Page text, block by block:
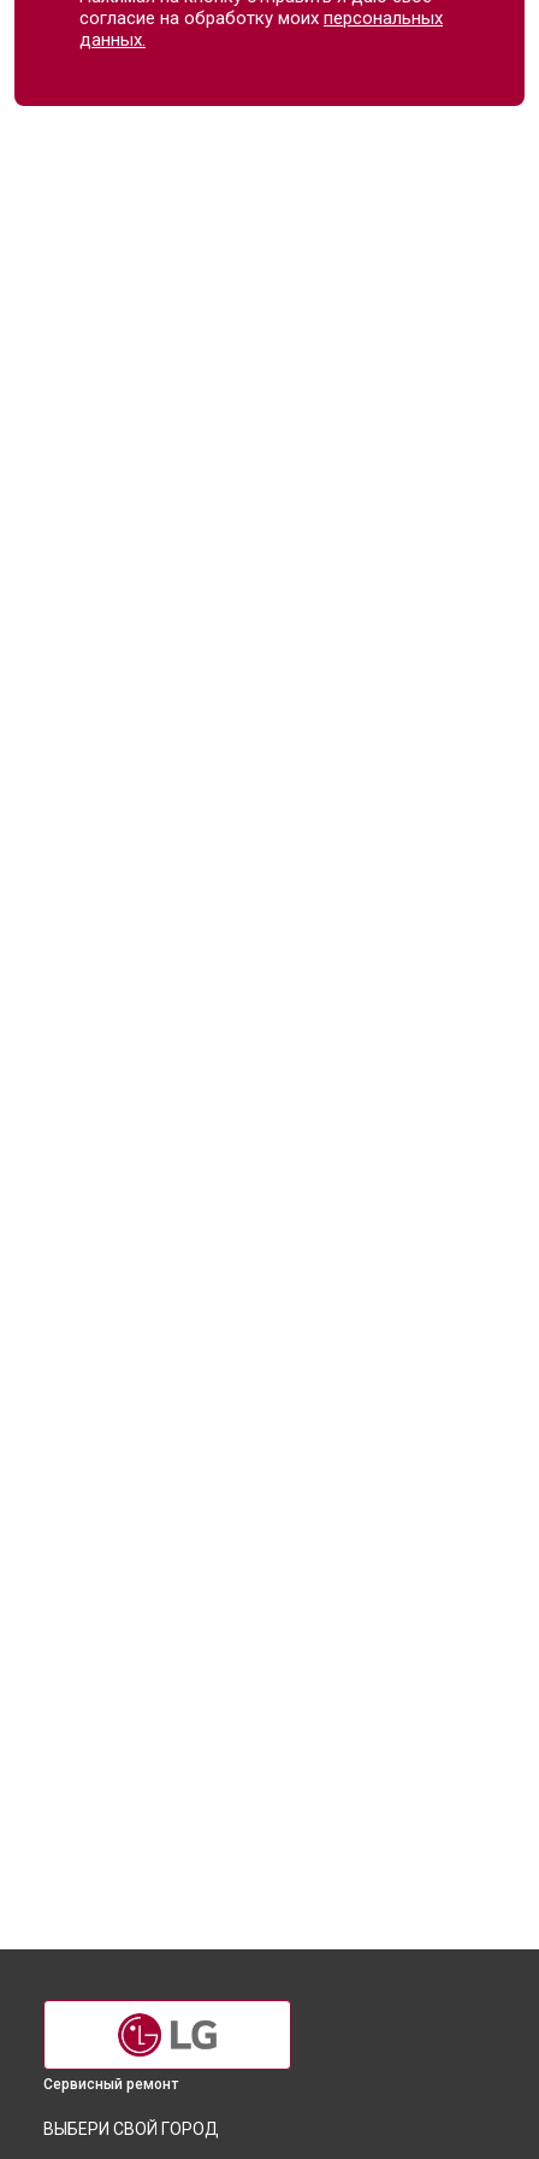
согласие на обработку моихперсональных
данных.
Сервисный ремонт
ВЫБЕРИ СВОЙ ГОРОД